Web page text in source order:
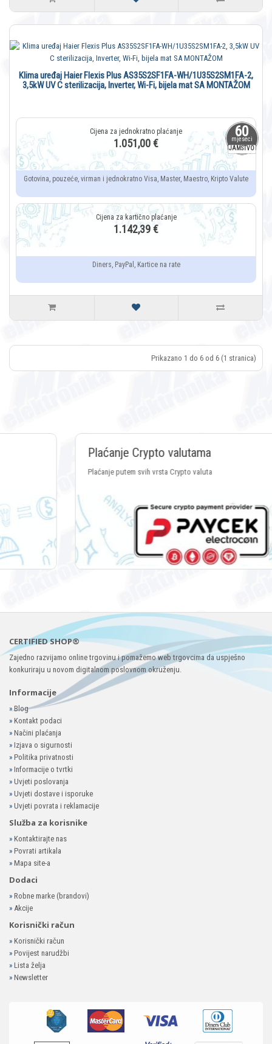
60
mjeseci
JAMSTVO
Klima uređaj Haier Flexis Plus AS35S2SF1FA-WH/1U35S2SM1FA-2,
3,5kW UV C sterilizacija, Inverter, Wi-Fi, bijela mat SA MONTAŽOM
1.051,00 €
Gotovina, pouzeće, virman i jednokratno Visa, Master, Maestro, Kripto Valute
1.142,39 €
Diners, PayPal, Kartice na rate
Prikazano 1 do 6 od 6 (1 stranica)
Plaćanje Crypto valutama
Plaćanje putem svih vrsta Crypto valuta
CERTIFIED SHOP®
Zajedno razvijamo online trgovinu i pomažemo web trgovcima da uspješno
konkuriraju u novom digitalnom poslovnom okruženju.
Informacije
»Blog
» Kontakt podaci
» Načini plaćanja
» Izjava o sigurnosti
» Politika privatnosti
» Informacije o tvrtki
» Uvjeti poslovanja
» Uvjeti dostave i isporuke
» Uvjeti povrata i reklamacije
Služba za korisnike
» Kontaktirajte nas
» Povrati artikala
» Mapa site-a
Dodaci
» Robne marke (brandovi)
» Akcije
Korisnički račun
» Korisnički račun
» Povijest narudžbi
» Lista želja
» Newsletter